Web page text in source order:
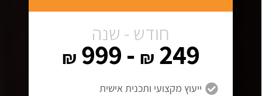
חודש - שנה
249
₪
- 999
₪
ייעוץ מקצועי ותכנית אישית